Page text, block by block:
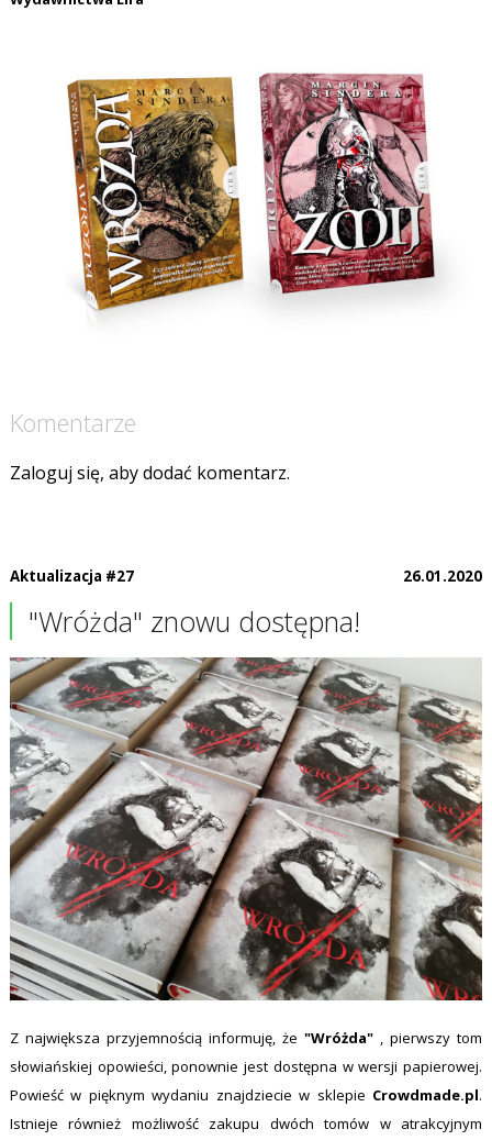
Komentarze
Zaloguj się, aby dodać komentarz.
Aktualizacja #27 26.01.2020
"Wróżda" znowu dostępna!
Z największa przyjemnością informuję, że"Wróżda" , pierwszy tom
słowiańskiej opowieści, ponownie jest dostępna w wersji papierowej.
Powieść w pięknym wydaniu znajdziecie w sklepie Crowdmade.pl.
Istnieje również możliwość zakupu dwóch tomów w atrakcyjnym